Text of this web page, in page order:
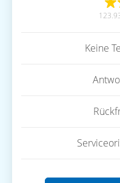
Keine